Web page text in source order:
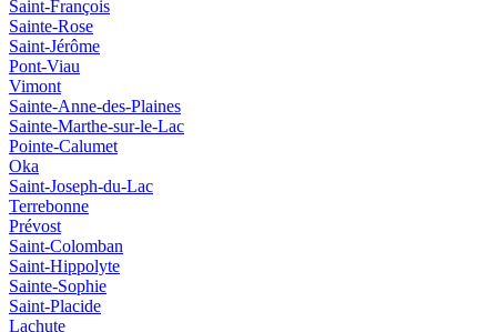
Saint-François
Sainte-Rose
Saint-Jérôme
Pont-Viau
Vimont
Sainte-Anne-des-Plaines
Sainte-Marthe-sur-le-Lac
Pointe-Calumet
Oka
Saint-Joseph-du-Lac
Terrebonne
Prévost
Saint-Colomban
Saint-Hippolyte
Sainte-Sophie
Saint-Placide
Lachute